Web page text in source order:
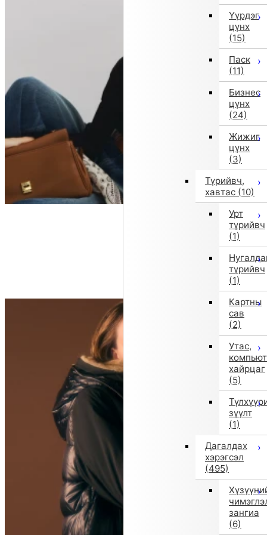
Үүрдэг
цүнх
(15)
Паск
(11)
Бизнес
цүнх
(24)
Жижиг
цүнх
(3)
Түрийвч,
хавтас (10)
Урт
түрийвч
(1)
түрийвч
(1)
Картны
сав
(2)
Утас,
хайрцаг
(5)
зүүлт
(1)
Дагалдах
хэрэгсэл
(495)
зангиа
(6)